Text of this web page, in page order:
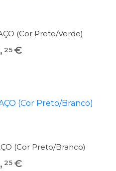
(Cor Preto/Verde)
, 25 €
(Cor Preto/Branco)
, 25 €